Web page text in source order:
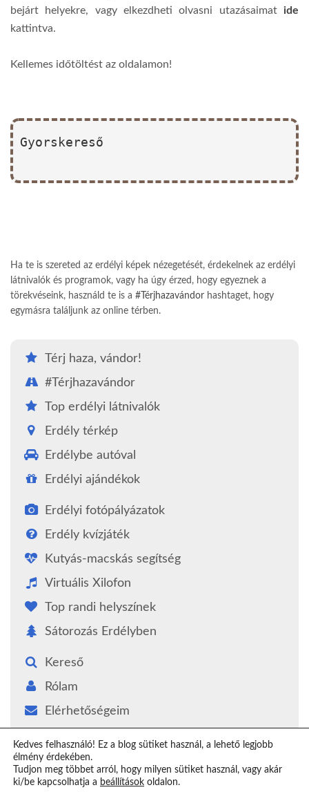
bejárt helyekre, vagy elkezdheti olvasni utazásaimat ide
kattintva.
Kellemes időtöltést az oldalamon!
Gyorskereső
Ha te is szereted az erdélyi képek nézegetését, érdekelnek az erdélyi
látnivalók és programok, vagy ha úgy érzed, hogy egyeznek a
törekvéseink, használd te is a #Térjhazavándor hashtaget, hogy
egymásra találjunk az online térben.
Térj haza, vándor!
#Térjhazavándor
Top erdélyi látnivalók
Erdély térkép
Erdélybe autóval
Erdélyi ajándékok
Erdélyi fotópályázatok
Erdély kvízjáték
Kutyás-macskás segítség
Virtuális Xilofon
Top randi helyszínek
Sátorozás Erdélyben
Kereső
Rólam
Elérhetőségeim
Epilógus
Kedves felhasználó! Ez a blog sütiket használ, a lehető legjobb
élmény érdekében.
Tudjon meg többet arról, hogy milyen sütiket használ, vagy akár
ki/be kapcsolhatja a beállítások oldalon.